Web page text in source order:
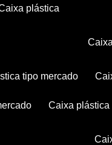
caixa plástica
tipo mercado
caixa